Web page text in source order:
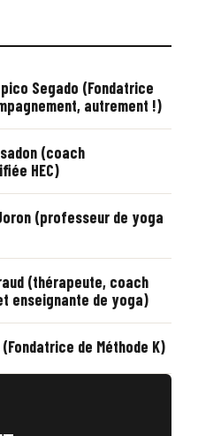
Segado (Fondatrice
autrement !)
(coach
HEC)
(professeur de yoga
(thérapeute, coach
enseignante de yoga)
de Méthode K)